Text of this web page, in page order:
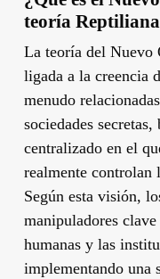
teoría
La teoría del Nuevo
ligada a la creencia
menudo
sociedades
centralizado en el
realmente controlan
Según esta visión,
manipuladores
humanas y las
implementando una